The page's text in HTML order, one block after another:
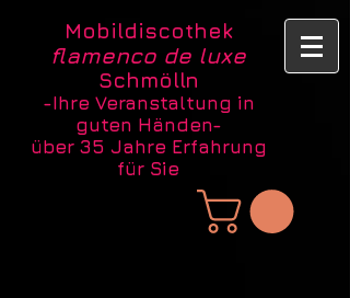
Mobildiscothek
flamenco de luxe
Schmölln
-Ihre Veranstaltung in
guten Händen-
über 35 Jahre Erfahrung
für Sie